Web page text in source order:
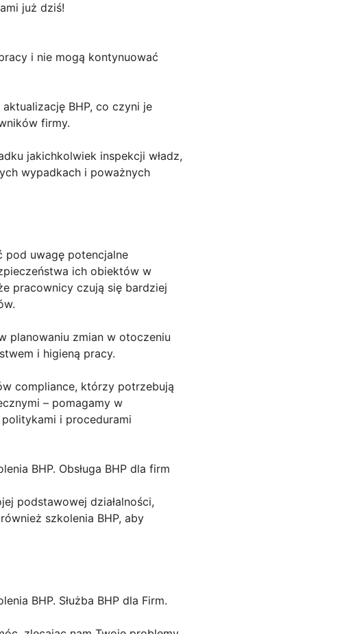
już dziś!
i nie mogą kontynuować
BHP, co czyni je
firmy.
jakichkolwiek inspekcji władz,
wypadkach i poważnych
pod uwagę potencjalne
ich obiektów w
pracownicy czują się bardziej
planowaniu zmian w otoczeniu
i higieną pracy.
compliance, którzy potrzebują
– pomagamy w
i procedurami
BHP. Obsługa BHP dla firm
podstawowej działalności,
szkolenia BHP, aby
BHP. Służba BHP dla Firm.